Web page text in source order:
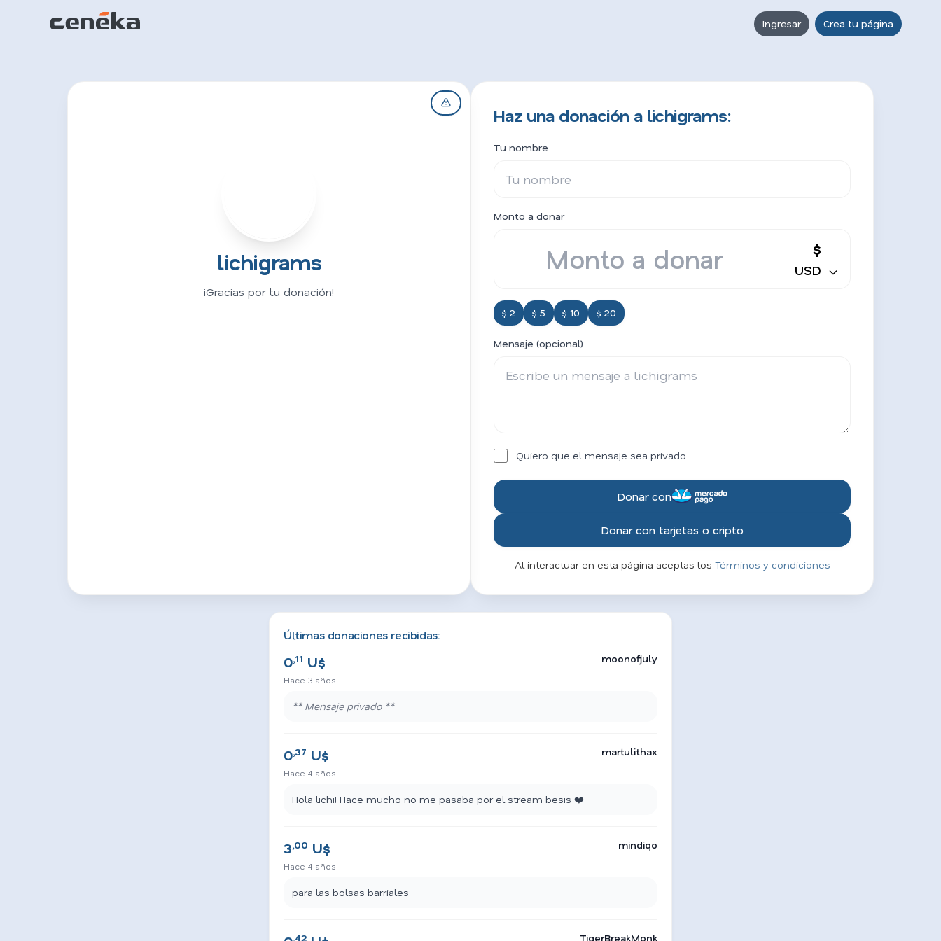
Ingresar Crea tu página
lichigrams
¡Gracias por tu donación!
Haz una donación a lichigrams:
Tu nombre
Monto a donar
$
USD
$ 2 $ 5 $ 10 $ 20
Mensaje (opcional)
Quiero que el mensaje sea privado.
Donar con
Donar con tarjetas o cripto
Al interactuar en esta página aceptas los Términos y condiciones
Últimas donaciones recibidas:
0,11 U$
Hace 3 años
moonofjuly
** Mensaje privado **
0,37 U$
Hace 4 años
martulithax
Hola lichi! Hace mucho no me pasaba por el stream besis ❤️
3,00 U$
Hace 4 años
mindiqo
para las bolsas barriales
,42 TigerBreakMonk